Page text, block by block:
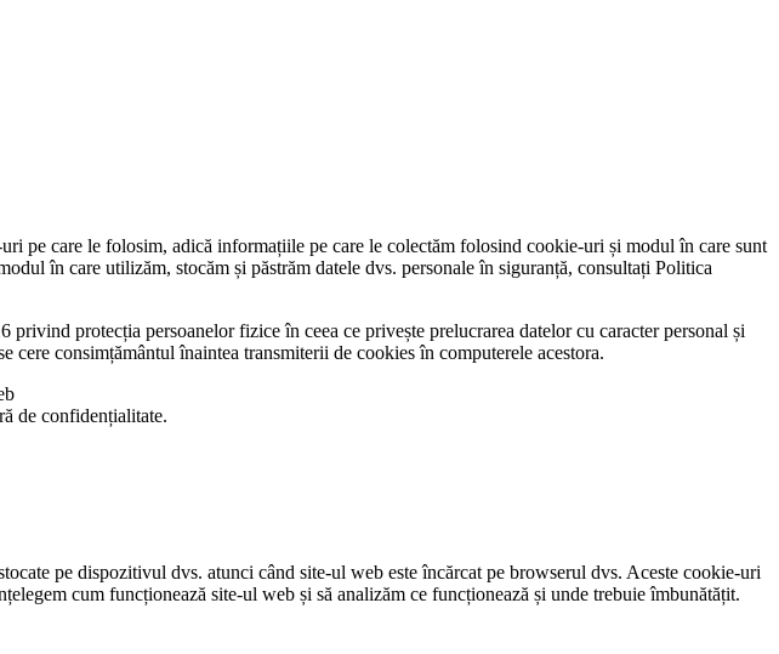
pe care le folosim, adică informațiile pe care le colectăm folosind cookie-uri și modul în care sunt
în care utilizăm, stocăm și păstrăm datele dvs. personale în siguranță, consultați Politica
protecția persoanelor fizice în ceea ce privește prelucrarea datelor cu caracter personal și
consimțământul înaintea transmiterii de cookies în computerele acestora.
de confidențialitate.
pe dispozitivul dvs. atunci când site-ul web este încărcat pe browserul dvs. Aceste cookie-uri
cum funcționează site-ul web și să analizăm ce funcționează și unde trebuie îmbunătățit.